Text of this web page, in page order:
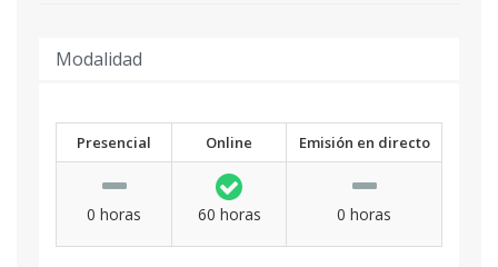
Modalidad
Presencial Online Emisión en directo
0 horas 60 horas 0 horas